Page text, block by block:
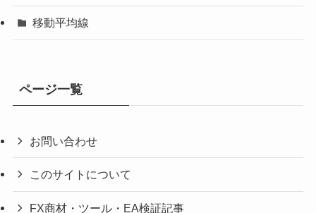
移動平均線
ページ一覧
お問い合わせ
このサイトについて
FX商材・ツール・EA検証記事